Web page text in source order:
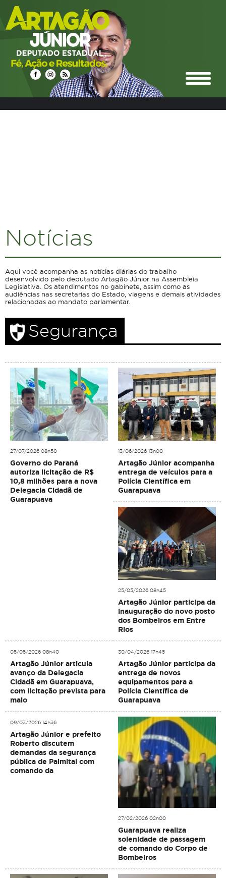
Notícias
Aqui você acompanha as notícias diárias do trabalho
desenvolvido pelo deputado Artagão Júnior na Assembleia
Legislativa. Os atendimentos no gabinete, assim como as
audiências nas secretarias do Estado, viagens e demais atividades
relacionadas ao mandato parlamentar.
Segurança
27/07/2026 08h50
Governo do Paraná
autoriza licitação de R$
10,8 milhões para a nova
Delegacia Cidadã de
Guarapuava
13/06/2026 13h00
Artagão Júnior acompanha
entrega de veículos para a
Polícia Científica em
Guarapuava
25/05/2026 08h45
Artagão Júnior participa da
inauguração do novo posto
dos Bombeiros em Entre
Rios
05/05/2026 08h40
Artagão Júnior articula
avanço da Delegacia
Cidadã em Guarapuava,
com licitação prevista para
maio
30/04/2026 17h45
Artagão Júnior participa da
entrega de novos
equipamentos para a
Polícia Científica de
Guarapuava
09/03/2026 14h36
Artagão Júnior e prefeito
Roberto discutem
demandas da segurança
pública de Palmital com
comando da
27/02/2026 02h00
Guarapuava realiza
solenidade de passagem
de comando do Corpo de
Bombeiros